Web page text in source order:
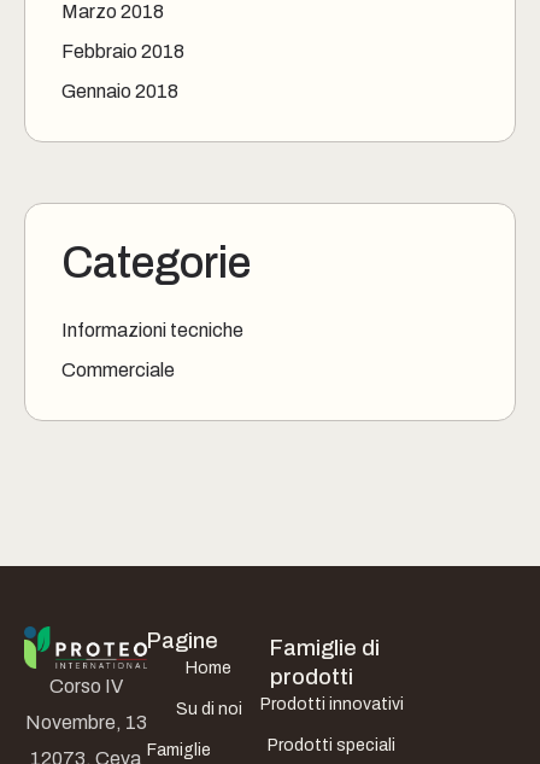
Marzo 2018
Febbraio 2018
Gennaio 2018
Categorie
Informazioni tecniche
Commerciale
Corso IV
Novembre, 13
12073, Ceva
Pagine
Home
Su di noi
Famiglie
Famiglie di
prodotti
Prodotti innovativi
Prodotti speciali